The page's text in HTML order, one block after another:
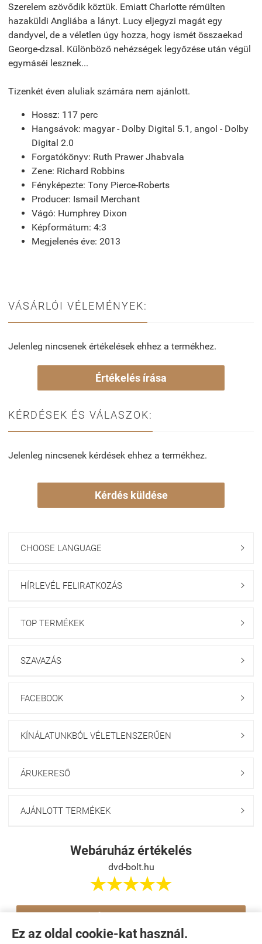
Ez az oldal cookie-kat használ.
Szerelem szövődik köztük. Emiatt Charlotte rémülten
hazaküldi Angliába a lányt. Lucy eljegyzi magát egy
dandyvel, de a véletlen úgy hozza, hogy ismét összaekad
George-dzsal. Különböző nehézségek legyőzése után végül
egymáséi lesznek...
Tizenkét éven aluliak számára nem ajánlott.
Hossz: 117 perc
Hangsávok: magyar - Dolby Digital 5.1, angol - Dolby
Digital 2.0
Forgatókönyv: Ruth Prawer Jhabvala
Zene: Richard Robbins
Fényképezte: Tony Pierce-Roberts
Producer: Ismail Merchant
Vágó: Humphrey Dixon
Képformátum: 4:3
Megjelenés éve: 2013
VÁSÁRLÓI VÉLEMÉNYEK:
Jelenleg nincsenek értékelések ehhez a termékhez.
Értékelés írása
KÉRDÉSEK ÉS VÁLASZOK:
Jelenleg nincsenek kérdések ehhez a termékhez.
Kérdés küldése
CHOOSE LANGUAGE 
HÍRLEVÉL FELIRATKOZÁS 
TOP TERMÉKEK 
SZAVAZÁS 
FACEBOOK 
KÍNÁLATUNKBÓL VÉLETLENSZERŰEN 
ÁRUKERESŐ 
AJÁNLOTT TERMÉKEK 
Webáruház értékelés
dvd-bolt.hu
